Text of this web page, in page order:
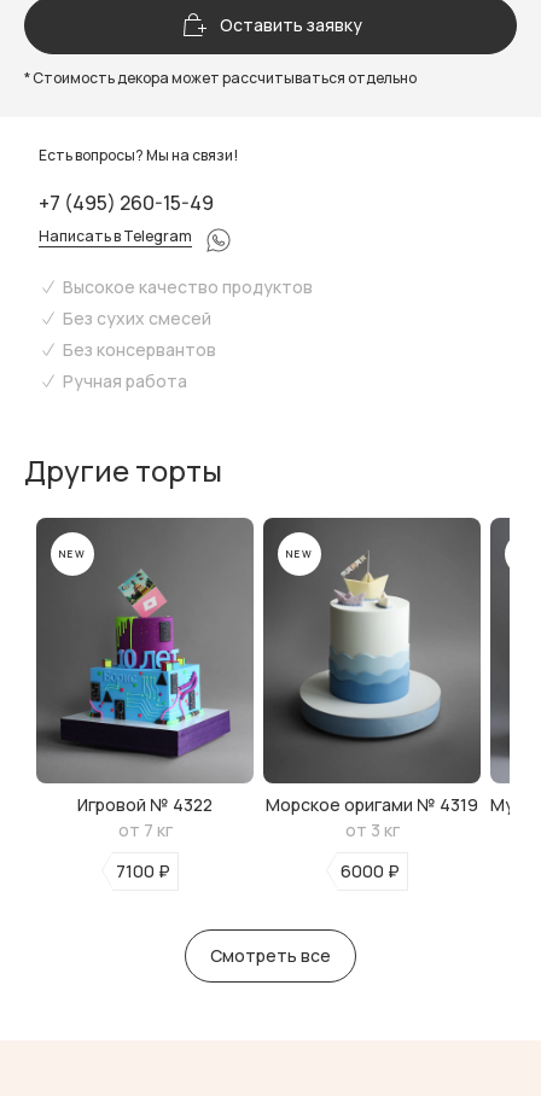
Оставить заявку
* Стоимость декора может рассчитываться отдельно
Есть вопросы? Мы на связи!
+7 (495) 260-15-49
Написать в Telegram
Высокое качество продуктов
Без сухих смесей
Без консервантов
Ручная работа
Другие торты
Игровой № 4322
от 7 кг
7100 ₽
NEW
Морское оригами № 4319
от 3 кг
6000 ₽
NEW
Смотреть все